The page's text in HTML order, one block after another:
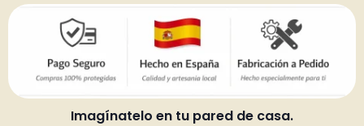
Imagínatelo en tu pared de casa.